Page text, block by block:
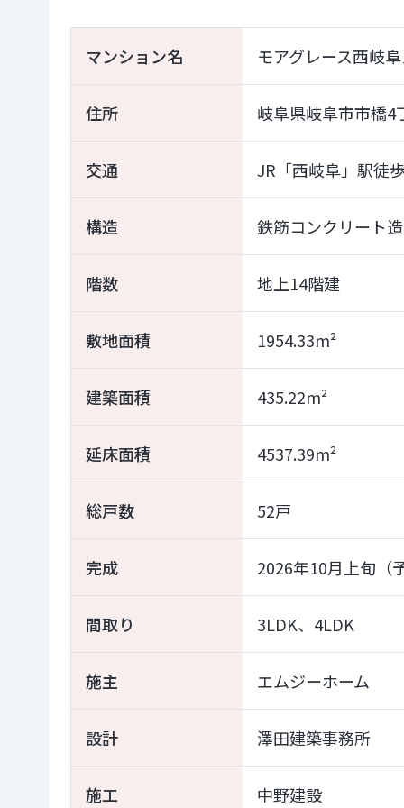
マンション名 モアグレース西岐
住所 岐阜県岐阜市市橋4
交通 JR「西岐阜」駅徒
構造 鉄筋コンクリート造
階数 地上14階建
敷地面積 1954.33m²
建築面積 435.22m²
延床面積 4537.39m²
総戸数 52戸
完成 2026年10月上旬（
間取り 3LDK、4LDK
施主 エムジーホーム
設計 澤田建築事務所
施工 中野建設